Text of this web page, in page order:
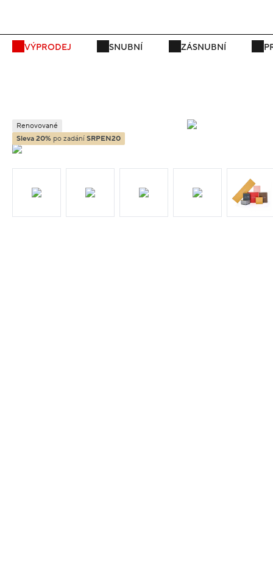
VÝPRODEJ SNUBNÍ ZÁSNUBNÍ
Renovované
Sleva 20% po zadání SRPEN20